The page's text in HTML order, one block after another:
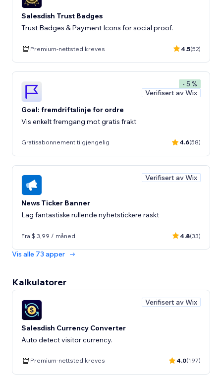
Salesdish Trust Badges
Trust Badges & Payment Icons for social proof.
Premium-nettsted kreves 4.5(52)
- 5 %
Verifisert av Wix
Goal: fremdriftslinje for ordre
Vis enkelt fremgang mot gratis frakt
Gratisabonnement tilgjengelig 4.6(58)
Verifisert av Wix
News Ticker Banner
Lag fantastiske rullende nyhetstickere raskt
Fra $ 3,99 / måned 4.8(33)
Vis alle 73 apper
Kalkulatorer
Verifisert av Wix
Salesdish Currency Converter
Auto detect visitor currency.
Premium-nettsted kreves 4.0(197)